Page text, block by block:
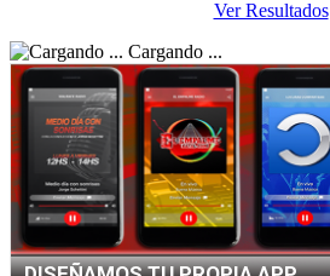
Ver Resultados
Cargando ...